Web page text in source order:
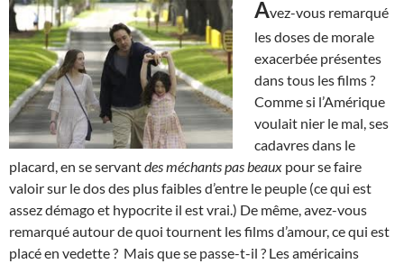
Avez-vous remarqué
les doses de morale
exacerbée présentes
dans tous les films ?
Comme si l’Amérique
voulait nier le mal, ses
cadavres dans le
placard, en se servantdes méchants pas beaux pour se faire
valoir sur le dos des plus faibles d’entre le peuple (ce qui est
assez démago et hypocrite il est vrai.) De même, avez-vous
remarqué autour de quoi tournent les films d’amour, ce qui est
placé en vedette ? Mais que se passe-t-il ? Les américains